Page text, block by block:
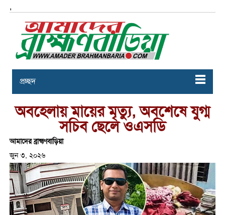
,
প্রচ্ছদ
অবহেলায় মায়ের মৃত্যু, অবশেষে যুগ্ম
সচিব ছেলে ওএসডি
আমাদের ব্রাহ্মণবাড়িয়া
জুন ৩, ২০২৬